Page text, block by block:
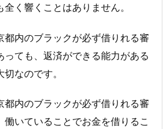
く響くことはありません。
都内のブラックが必ず借りれる審
ても、返済ができる能力がある
なのです。
都内のブラックが必ず借りれる審
いていることでお金を借りるこ